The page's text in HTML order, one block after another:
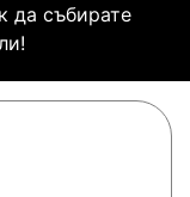
да събирате